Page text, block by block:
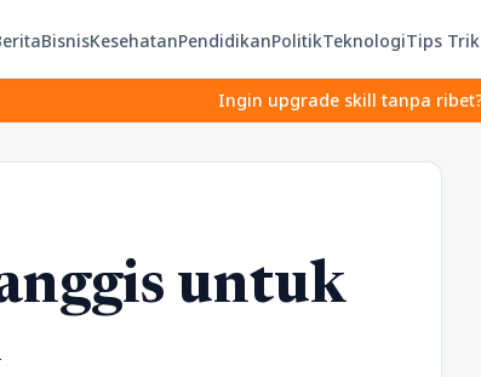
BisnisKesehatanPendidikanPolitikTeknologiTips Trik
Ingin upgrade skill tanpa ribet? Temukan
untuk